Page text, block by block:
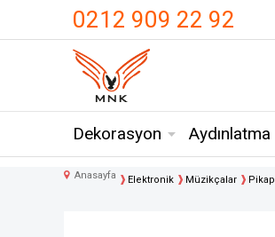
0212 909 22 92
Dekorasyon Aydınlatma
Anasayfa Elektronik Müzikçalar Pikap